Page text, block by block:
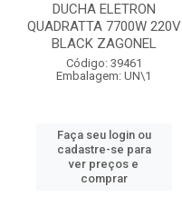
DUCHA ELETRON
QUADRATTA 7700W 220V
BLACK ZAGONEL
Código: 39461
Embalagem: UN\1
Faça seu login ou
cadastre-se para
ver preços e
comprar